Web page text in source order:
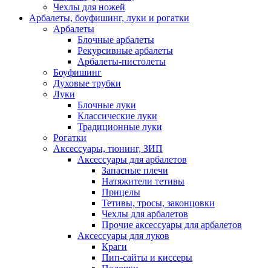
Чехлы для ножей
Арбалеты, боуфишинг, луки и рогатки
Арбалеты
Блочные арбалеты
Рекурсивные арбалеты
Арбалеты-пистолеты
Боуфишинг
Духовые трубки
Луки
Блочные луки
Классические луки
Традиционные луки
Рогатки
Аксессуары, тюнинг, ЗИП
Аксессуары для арбалетов
Запасные плечи
Натяжители тетивы
Прицелы
Тетивы, тросы, законцовки
Чехлы для арбалетов
Прочие аксессуары для арбалетов
Аксессуары для луков
Краги
Пип-сайты и киссеры